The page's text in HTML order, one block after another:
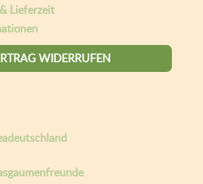
Lieferzeit
WIDERRUFEN